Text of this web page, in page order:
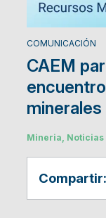
COMUNICACIÓN
CAEM
Mineria, Noticias
Compartir: